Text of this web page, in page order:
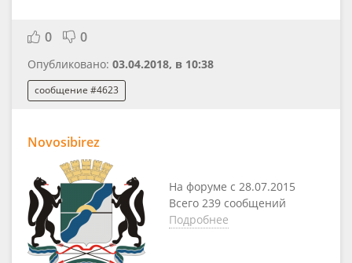
0 0
Опубликовано: 03.04.2018, в 10:38
сообщение #4623
Novosibirez
На форуме с 28.07.2015
Всего 239 сообщений
Подробнее